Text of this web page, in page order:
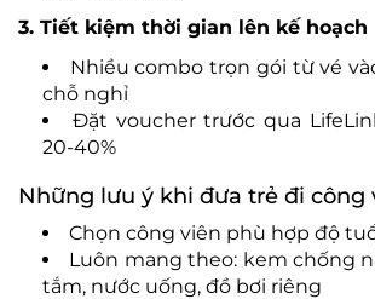
3. Tiết kiệm thời gian lên kế hoạch
Nhiều combo trọn gói từ vé
chỗ nghỉ
Đặt voucher trước qua
20-40%
Những lưu ý khi đưa trẻ đi công
Chọn công viên phù hợp độ
Luôn mang theo: kem chống
tắm, nước uống, đồ bơi riêng